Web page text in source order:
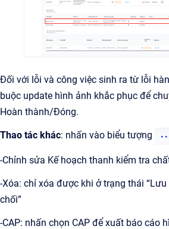
Đối với lỗi và công việc sinh ra từ lỗi
buộc update hình ảnh khắc phục để
Hoàn thành/Đóng.
Thao tác khác: nhấn vào biểu tượng
-Chỉnh sửa Kế hoạch thanh kiểm tra
-Xóa: chỉ xóa được khi ở trạng thái
chối”
-CAP: nhấn chọn CAP để xuất báo cáo